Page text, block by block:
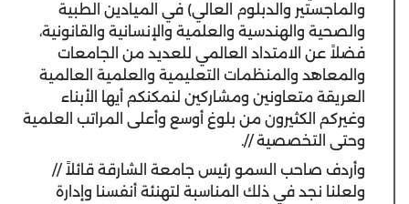
والماجستير والدبلوم العالي) في الميادين الطبية
والصحية والهندسية والعلمية والإنسانية والقانونية،
فضلاً عن الامتداد العالمي للعديد من الجامعات
والمعاهد والمنظمات التعليمية والعلمية العالمية
العريقة متعاونين ومشاركين لنمكنكم أيها الأبناء
وغيركم الكثيرون من بلوغ أوسع وأعلى المراتب العلمية
وحتى التخصصية //.
وأردف صاحب السمو رئيس جامعة الشارقة قائلاً //
ولعلنا نجد في ذلك المناسبة لتهنئة أنفسنا وإدارة